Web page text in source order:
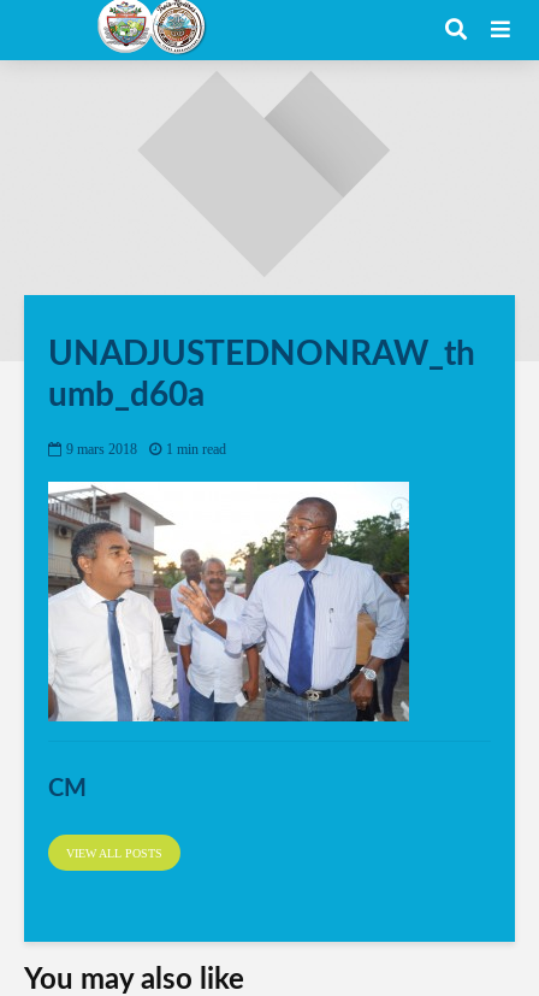
UNADJUSTEDNONRAW_th
umb_d60a
9 mars 2018 1 min read
CM
VIEW ALL POSTS
You may also like